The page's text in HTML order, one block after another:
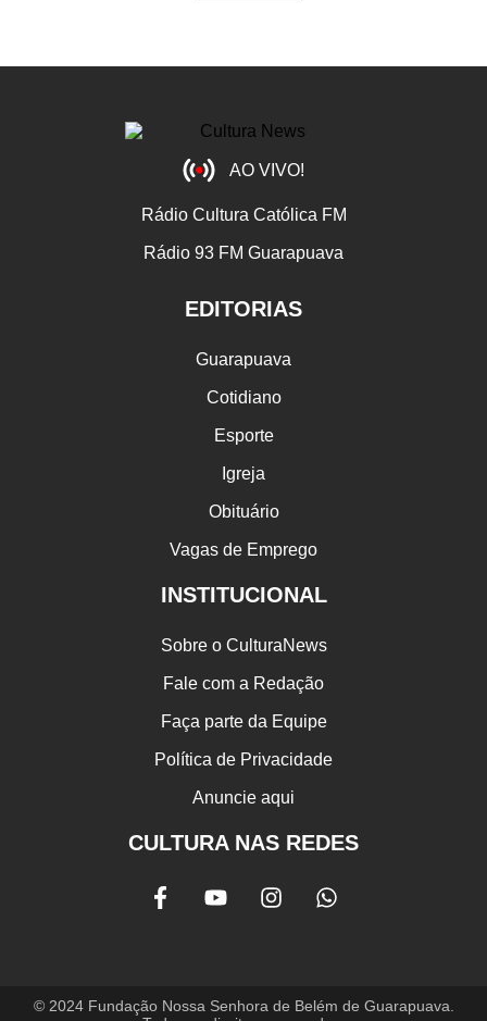
AO VIVO!
Rádio Cultura Católica FM
Rádio 93 FM Guarapuava
EDITORIAS
Guarapuava
Cotidiano
Esporte
Igreja
Obituário
Vagas de Emprego
INSTITUCIONAL
Sobre o CulturaNews
Fale com a Redação
Faça parte da Equipe
Política de Privacidade
Anuncie aqui
CULTURA NAS REDES
© 2024 Fundação Nossa Senhora de Belém de Guarapuava.